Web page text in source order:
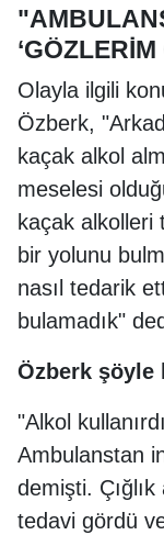
Olayla ilgili
Özberk,
kaçak alkol
meselesi
kaçak alkolleri
bir yolunu
nasıl tedarik
bulamadık"
Özberk şöyle
"Alkol
Ambulanstan
demişti.
tedavi gördü